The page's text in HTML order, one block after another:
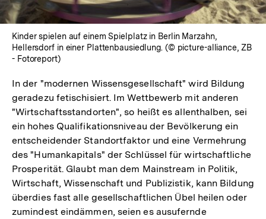
Kinder spielen auf einem Spielplatz in Berlin Marzahn,
Hellersdorf in einer Plattenbausiedlung. (© picture-alliance, ZB
- Fotoreport)
In der "modernen Wissensgesellschaft" wird Bildung
geradezu fetischisiert. Im Wettbewerb mit anderen
"Wirtschaftsstandorten", so heißt es allenthalben, sei
ein hohes Qualifikationsniveau der Bevölkerung ein
entscheidender Standortfaktor und eine Vermehrung
des "Humankapitals" der Schlüssel für wirtschaftliche
Prosperität. Glaubt man dem Mainstream in Politik,
Wirtschaft, Wissenschaft und Publizistik, kann Bildung
überdies fast alle gesellschaftlichen Übel heilen oder
zumindest eindämmen, seien es ausufernde